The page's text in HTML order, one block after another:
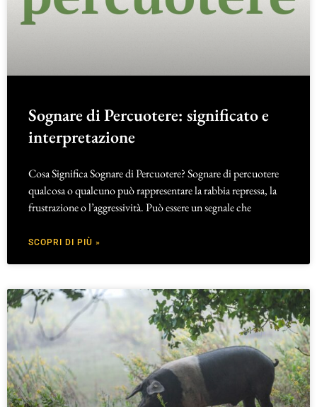
Sognare di Percuotere: significato e
interpretazione
Cosa Significa Sognare di Percuotere? Sognare di percuotere
qualcosa o qualcuno può rappresentare la rabbia repressa, la
frustrazione o l’aggressività. Può essere un segnale che
SCOPRI DI PIÙ »